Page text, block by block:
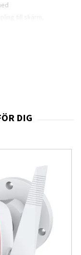
till skärm,
med
för
lokal lagring.
via 8 inbyggda
25 W per port
med
via inbyggd
tack vare